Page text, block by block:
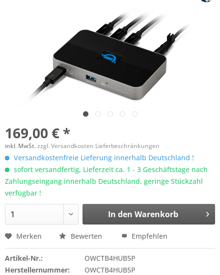
169,00 € *
inkl. MwSt.zzgl. Versandkosten Lieferbeschränkungen
Versandkostenfreie Lieferung innerhalb Deutschland !
sofort versandfertig, Lieferzeit ca. 1 - 3 Geschäftstage nach
Zahlungseingang innerhalb Deutschland, geringe Stückzahl
verfügbar !
In den Warenkorb
Merken Bewerten Empfehlen
Artikel-Nr.:
OWCTB4HUB5P
Herstellernummer:
OWCTB4HUB5P